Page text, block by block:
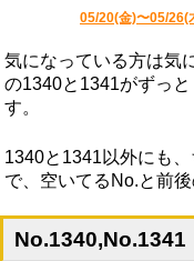
05/20(金)〜05/26(
気になっている方は気
の1340と1341がずっ
す。
1340と1341以外にも
で、空いてるNo.と前後
No.1340,No.1341